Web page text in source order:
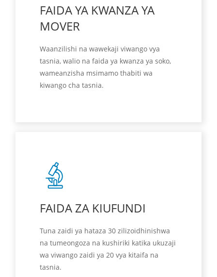
FAIDA YA KWANZA YA
MOVER
Waanzilishi na wawekaji viwango vya
tasnia, walio na faida ya kwanza ya soko,
wameanzisha msimamo thabiti wa
kiwango cha tasnia.
FAIDA ZA KIUFUNDI
Tuna zaidi ya hataza 30 zilizoidhinishwa
na tumeongoza na kushiriki katika ukuzaji
wa viwango zaidi ya 20 vya kitaifa na
tasnia.